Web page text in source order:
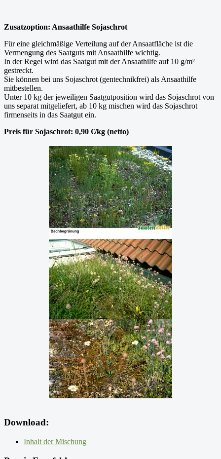
Zusatzoption: Ansaathilfe Sojaschrot
Für eine gleichmäßige Verteilung auf der Ansaatfläche ist die
Vermengung des Saatguts mit Ansaathilfe wichtig.
In der Regel wird das Saatgut mit der Ansaathilfe auf 10 g/m²
gestreckt.
Sie können bei uns Sojaschrot (gentechnikfrei) als Ansaathilfe
mitbestellen.
Unter 10 kg der jeweiligen Saatgutposition wird das Sojaschrot von
uns separat mitgeliefert, ab 10 kg mischen wird das Sojaschrot
firmenseits in das Saatgut ein.
Preis für Sojaschrot: 0,90 €/kg (netto)
Download:
Inhalt der Mischung